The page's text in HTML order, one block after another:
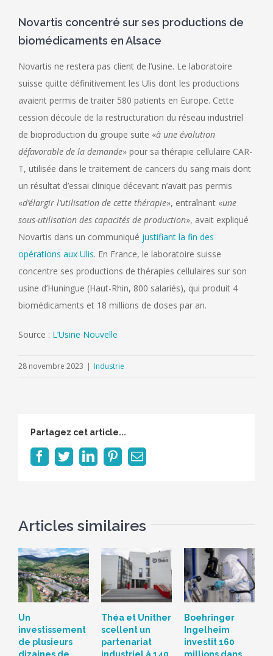
Novartis concentré sur ses productions de
biomédicaments en Alsace
Novartis ne restera pas client de l’usine. Le laboratoire
suisse quitte définitivement les Ulis dont les productions
avaient permis de traiter 580 patients en Europe. Cette
cession découle de la restructuration du réseau industriel
de bioproduction du groupe suite «à une évolution
défavorable de la demande» pour sa thérapie cellulaire CAR-
T, utilisée dans le traitement de cancers du sang mais dont
un résultat d’essai clinique décevant n’avait pas permis
«d’élargir l’utilisation de cette thérapie», entraînant «une
sous-utilisation des capacités de production», avait expliqué
Novartis dans un communiqué justifiant la fin des
opérations aux Ulis. En France, le laboratoire suisse
concentre ses productions de thérapies cellulaires sur son
usine d’Huningue (Haut-Rhin, 800 salariés), qui produit 4
biomédicaments et 18 millions de doses par an.
Source : L’Usine Nouvelle
28 novembre 2023 | Industrie
Partagez cet article...
Facebook
TwitterLinkedInPinterest
Email
Articles similaires
Un
investissement
de plusieurs
Théa et Unither
scellent un
partenariat
Boehringer
Ingelheim
investit 160